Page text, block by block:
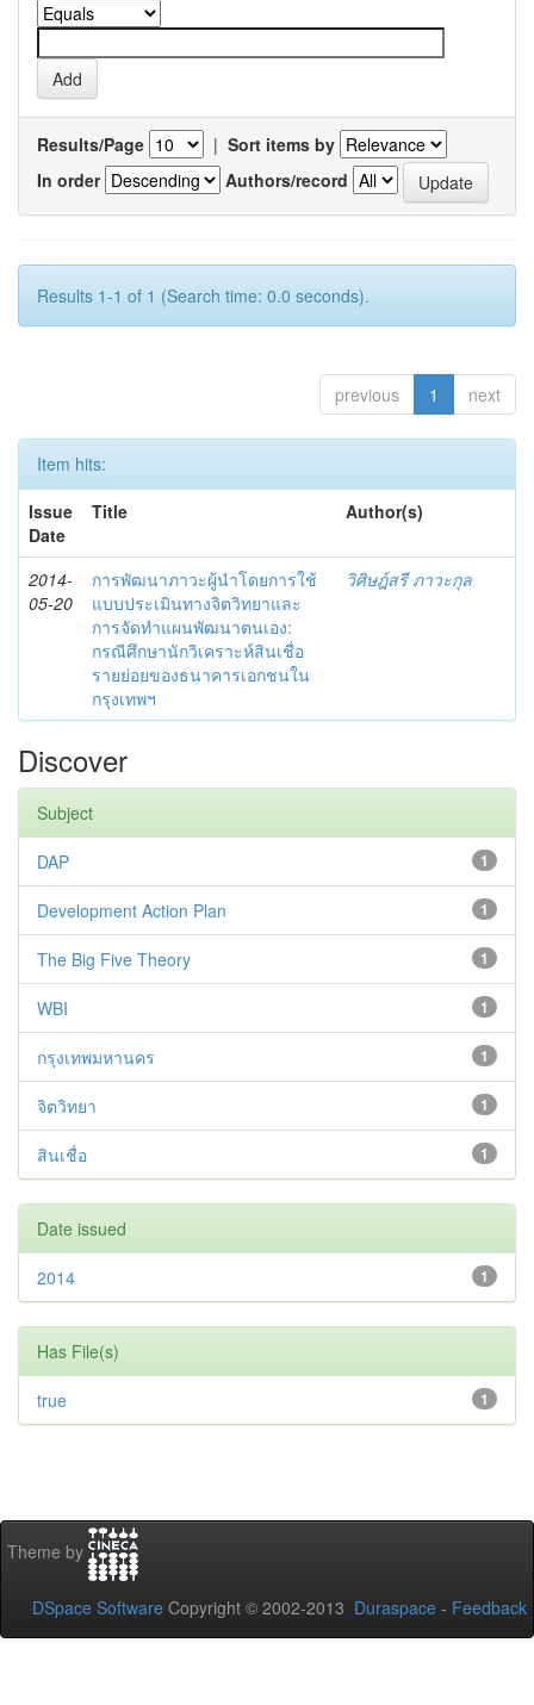
Results/Page | Sort items by
In order
Authors/record
Results 1-1 of 1 (Search time: 0.0 seconds).
previous 1 next
Item hits:
Issue
Date
Title Author(s)
2014-
05-20
การพัฒนาภาวะผู้นำโดยการใช้
แบบประเมินทางจิตวิทยาและ
การจัดทำแผนพัฒนาตนเอง:
กรณีศึกษานักวิเคราะห์สินเชื่อ
รายย่อยของธนาคารเอกชนใน
กรุงเทพฯ
วิศิษฎ์สรี ภาวะกุล
Discover
Subject
1
DAP
1
Development Action Plan
1
The Big Five Theory
1
WBI
1
กรุงเทพมหานคร
1
จิตวิทยา
1
สินเชื่อ
Date issued
1
2014
Has File(s)
1
true
Theme by
DSpace Software Copyright © 2002-2013 Duraspace - Feedback